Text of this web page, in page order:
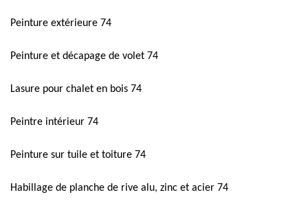
Peinture extérieure 74
Peinture et décapage de volet 74
Lasure pour chalet en bois 74
Peintre intérieur 74
Peinture sur tuile et toiture 74
Habillage de planche de rive alu, zinc et acier 74